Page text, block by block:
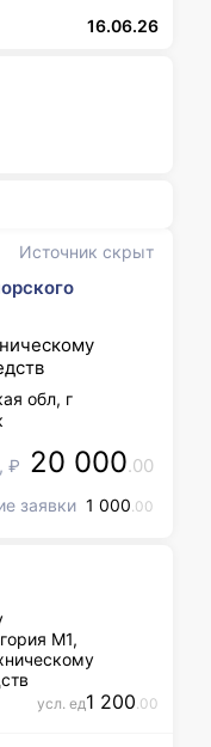
Источник скрыт
обл, г
₽ 20 000.00
заявки 1 000.00
М1,
усл. ед1 200.00
16.06.26